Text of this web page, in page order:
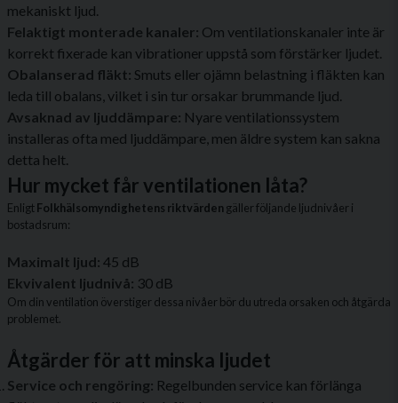
mekaniskt ljud.
Felaktigt monterade kanaler: Om ventilationskanaler inte är
korrekt fixerade kan vibrationer uppstå som förstärker ljudet.
Obalanserad fläkt: Smuts eller ojämn belastning i fläkten kan
leda till obalans, vilket i sin tur orsakar brummande ljud.
Avsaknad av ljuddämpare: Nyare ventilationssystem
installeras ofta med ljuddämpare, men äldre system kan sakna
detta helt.
Hur mycket får ventilationen låta?
EnligtFolkhälsomyndighetens riktvärden gäller följande ljudnivåer i
bostadsrum:
Maximalt ljud: 45 dB
Ekvivalent ljudnivå: 30 dB
Om din ventilation överstiger dessa nivåer bör du utreda orsaken och åtgärda
problemet.
Åtgärder för att minska ljudet
Service och rengöring: Regelbunden service kan förlänga